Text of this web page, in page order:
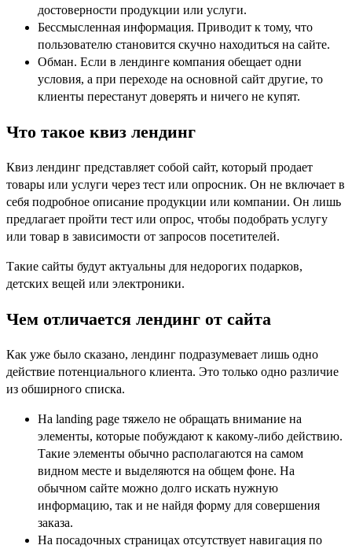
достоверности продукции или услуги.
Бессмысленная информация. Приводит к тому, что
пользователю становится скучно находиться на сайте.
Обман. Если в лендинге компания обещает одни
условия, а при переходе на основной сайт другие, то
клиенты перестанут доверять и ничего не купят.
Что такое квиз лендинг
Квиз лендинг представляет собой сайт, который продает
товары или услуги через тест или опросник. Он не включает в
себя подробное описание продукции или компании. Он лишь
предлагает пройти тест или опрос, чтобы подобрать услугу
или товар в зависимости от запросов посетителей.
Такие сайты будут актуальны для недорогих подарков,
детских вещей или электроники.
Чем отличается лендинг от сайта
Как уже было сказано, лендинг подразумевает лишь одно
действие потенциального клиента. Это только одно различие
из обширного списка.
На landing page тяжело не обращать внимание на
элементы, которые побуждают к какому-либо действию.
Такие элементы обычно располагаются на самом
видном месте и выделяются на общем фоне. На
обычном сайте можно долго искать нужную
информацию, так и не найдя форму для совершения
заказа.
На посадочных страницах отсутствует навигация по